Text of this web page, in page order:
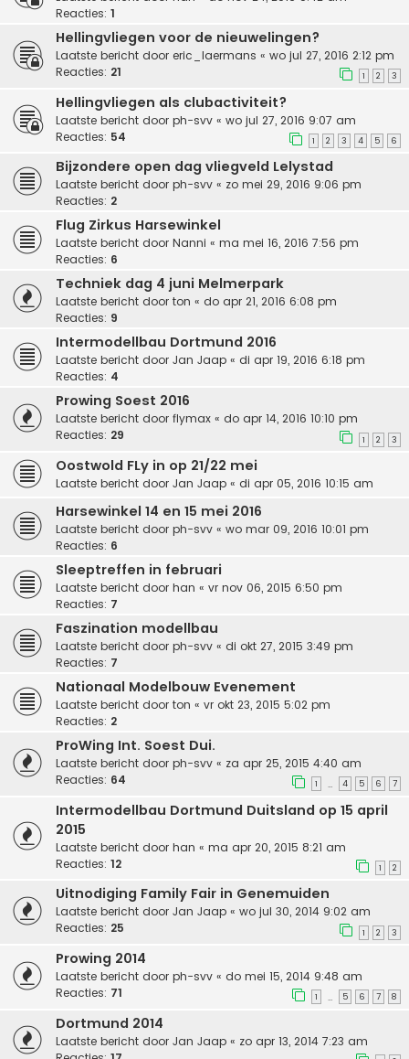
Reacties: 1
Hellingvliegen voor de nieuwelingen?
Laatste bericht door eric_laermans « wo jul 27, 2016 2:12 pm
Reacties: 21 1 2 3
Hellingvliegen als clubactiviteit?
Laatste bericht door ph-svv « wo jul 27, 2016 9:07 am
Reacties: 54 1 2 3 4 5 6
Bijzondere open dag vliegveld Lelystad
Laatste bericht door ph-svv « zo mei 29, 2016 9:06 pm
Reacties: 2
Flug Zirkus Harsewinkel
Laatste bericht door Nanni « ma mei 16, 2016 7:56 pm
Reacties: 6
Techniek dag 4 juni Melmerpark
Laatste bericht door ton « do apr 21, 2016 6:08 pm
Reacties: 9
Intermodellbau Dortmund 2016
Laatste bericht door Jan Jaap « di apr 19, 2016 6:18 pm
Reacties: 4
Prowing Soest 2016
Laatste bericht door flymax « do apr 14, 2016 10:10 pm
Reacties: 29 1 2 3
Oostwold FLy in op 21/22 mei
Laatste bericht door Jan Jaap « di apr 05, 2016 10:15 am
Harsewinkel 14 en 15 mei 2016
Laatste bericht door ph-svv « wo mar 09, 2016 10:01 pm
Reacties: 6
Sleeptreffen in februari
Laatste bericht door han « vr nov 06, 2015 6:50 pm
Reacties: 7
Faszination modellbau
Laatste bericht door ph-svv « di okt 27, 2015 3:49 pm
Reacties: 7
Nationaal Modelbouw Evenement
Laatste bericht door ton « vr okt 23, 2015 5:02 pm
Reacties: 2
ProWing Int. Soest Dui.
Laatste bericht door ph-svv « za apr 25, 2015 4:40 am
Reacties: 64 1 … 4 5 6 7
Intermodellbau Dortmund Duitsland op 15 april
2015
Laatste bericht door han « ma apr 20, 2015 8:21 am
Reacties: 12 1 2
Uitnodiging Family Fair in Genemuiden
Laatste bericht door Jan Jaap « wo jul 30, 2014 9:02 am
Reacties: 25 1 2 3
Prowing 2014
Laatste bericht door ph-svv « do mei 15, 2014 9:48 am
Reacties: 71 1 … 5 6 7 8
Dortmund 2014
Laatste bericht door Jan Jaap « zo apr 13, 2014 7:23 am